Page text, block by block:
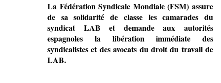
La Fédération Syndicale Mondiale (FSM) assure
de sa solidarité de classe les camarades du
syndicat LAB et demande aux autorités
espagnoles la libération immédiate des
syndicalistes et des avocats du droit du travail de
LAB.